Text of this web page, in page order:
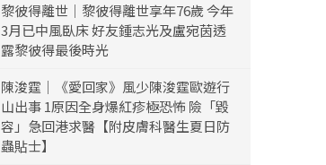
黎彼得離世｜黎彼得離世享年76歲 今年
3月已中風臥床 好友鍾志光及盧宛茵透
露黎彼得最後時光
陳浚霆｜《愛回家》風少陳浚霆歐遊行
山出事 1原因全身爆紅疹極恐怖 險「毀
容」急回港求醫【附皮膚科醫生夏日防
蟲貼士】